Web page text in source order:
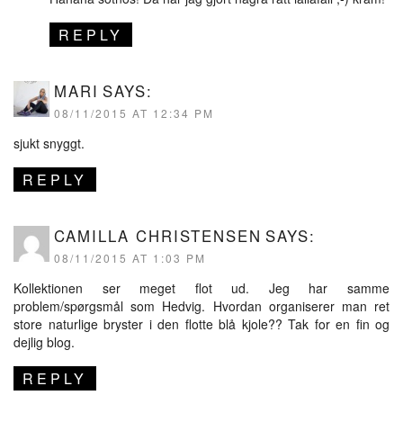
REPLY
MARI SAYS:
08/11/2015 AT 12:34 PM
sjukt snyggt.
REPLY
CAMILLA CHRISTENSEN SAYS:
08/11/2015 AT 1:03 PM
Kollektionen ser meget flot ud. Jeg har samme
problem/spørgsmål som Hedvig. Hvordan organiserer man ret
store naturlige bryster i den flotte blå kjole?? Tak for en fin og
dejlig blog.
REPLY